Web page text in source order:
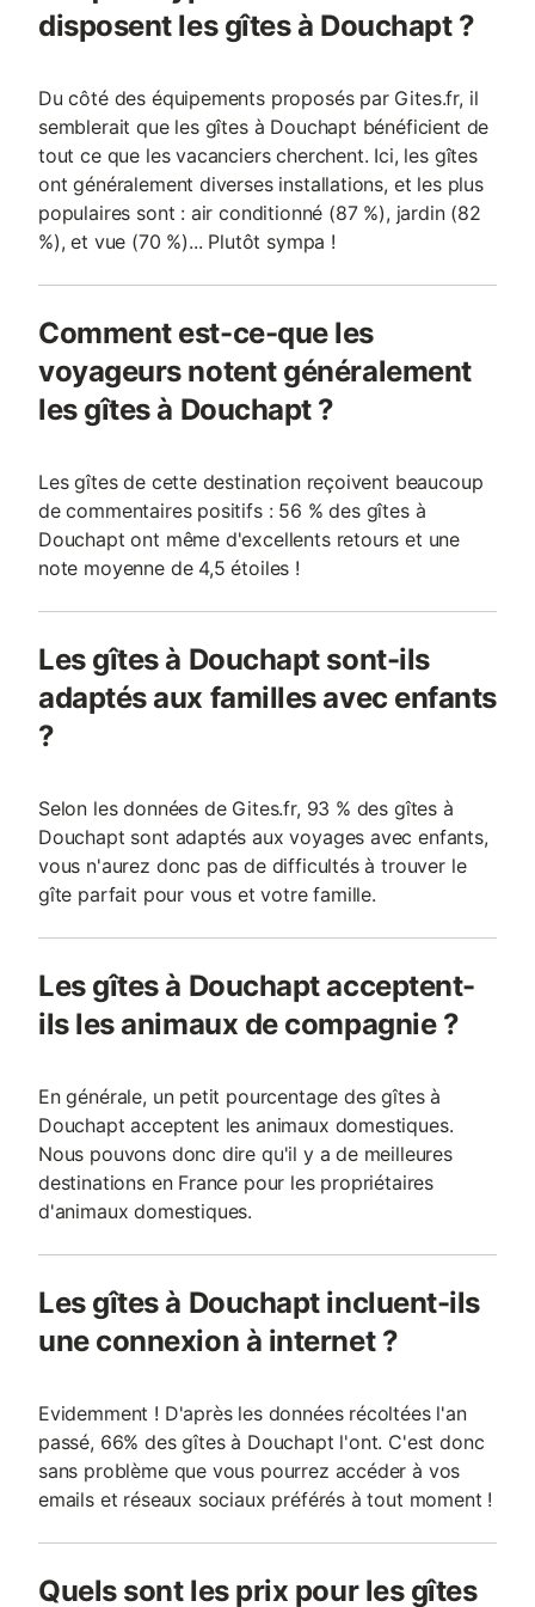
Autoroutes A10 et A89, gares (
Perigueux, Saint-Astie
disposent les gîtes à Douchapt ?
Du côté des équipements proposés par Gites.fr, il
semblerait que les gîtes à Douchapt bénéficient de
tout ce que les vacanciers cherchent. Ici, les gîtes
ont généralement diverses installations, et les plus
populaires sont : air conditionné (87 %), jardin (82
%), et vue (70 %)... Plutôt sympa !
Comment est-ce-que les
voyageurs notent généralement
les gîtes à Douchapt ?
Les gîtes de cette destination reçoivent beaucoup
de commentaires positifs : 56 % des gîtes à
Douchapt ont même d'excellents retours et une
note moyenne de 4,5 étoiles !
Les gîtes à Douchapt sont-ils
adaptés aux familles avec enfants
?
Selon les données de Gites.fr, 93 % des gîtes à
Douchapt sont adaptés aux voyages avec enfants,
vous n'aurez donc pas de difficultés à trouver le
gîte parfait pour vous et votre famille.
Les gîtes à Douchapt acceptent-
ils les animaux de compagnie ?
En générale, un petit pourcentage des gîtes à
Douchapt acceptent les animaux domestiques.
Nous pouvons donc dire qu'il y a de meilleures
destinations en France pour les propriétaires
d'animaux domestiques.
Les gîtes à Douchapt incluent-ils
une connexion à internet ?
Evidemment ! D'après les données récoltées l'an
passé, 66% des gîtes à Douchapt l'ont. C'est donc
sans problème que vous pourrez accéder à vos
emails et réseaux sociaux préférés à tout moment !
Quels sont les prix pour les gîtes